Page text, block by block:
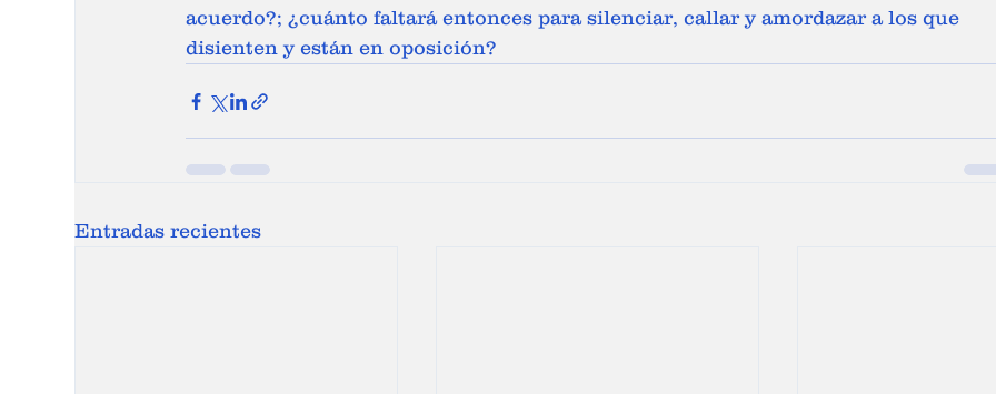
acuerdo?; ¿cuánto faltará entonces para silenciar, callar y amordazar a los que
disienten y están en oposición?
Entradas recientes